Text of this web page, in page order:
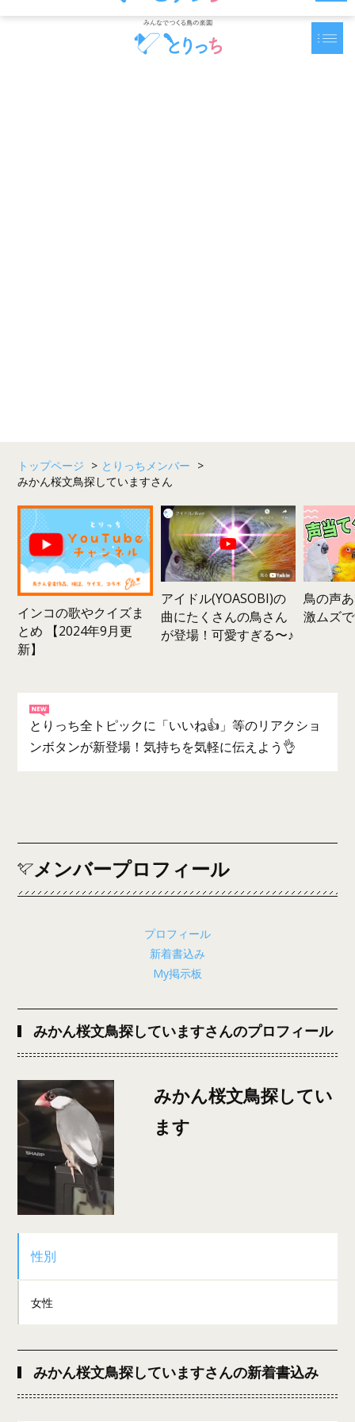
トップページ > とりっちメンバー >
みかん桜文鳥探していますさん
インコの歌やクイズま
とめ 【2024年9月更
新】
アイドル(YOASOBI)の
曲にたくさんの鳥さん
が登場！可愛すぎる〜♪
鳥の声
激ムズ
とりっち全トピックに「いいね👍」等のリアクショ
ンボタンが新登場！気持ちを気軽に伝えよう👌
メンバープロフィール
プロフィール
新着書込み
My掲示板
みかん桜文鳥探していますさんのプロフィール
みかん桜文鳥探してい
ます
性別
女性
みかん桜文鳥探していますさんの新着書込み